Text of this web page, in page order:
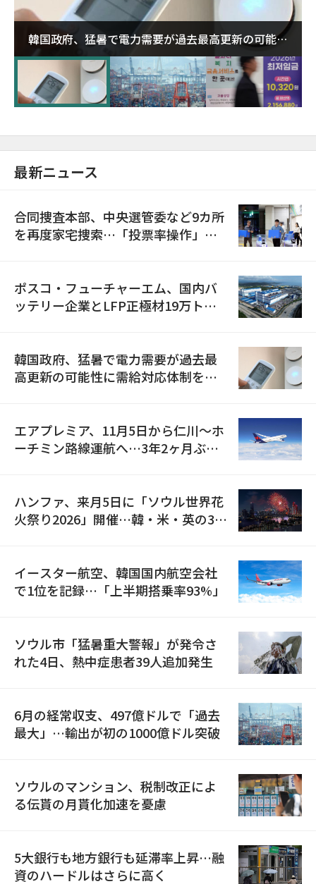
韓国政府、猛暑で電力需要が過去最高更新の可能性
に需給対応体制を点検
最新ニュース
合同捜査本部、中央選管委など9カ所
を再度家宅捜索…「投票率操作」の
ポスコ・フューチャーエム、国内バ
ッテリー企業とLFP正極材19万トン
韓国政府、猛暑で電力需要が過去最
高更新の可能性に需給対応体制を点
エアプレミア、11月5日から仁川〜ホ
ーチミン路線運航へ…3年2ヶ月ぶり
ハンファ、来月5日に「ソウル世界花
火祭り2026」開催…韓・米・英の3カ
イースター航空、韓国国内航空会社
で1位を記録…「上半期搭乗率93%」
ソウル市「猛暑重大警報」が発令さ
れた4日、熱中症患者39人追加発生
6月の経常収支、497億ドルで「過去
最大」…輸出が初の1000億ドル突破
ソウルのマンション、税制改正によ
る伝貰の月貰化加速を憂慮
5大銀行も地方銀行も延滞率上昇…融
資のハードルはさらに高く